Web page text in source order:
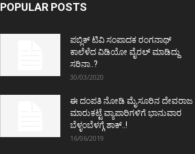
POPULAR POSTS
ಪಬ್ಲಿಕ್ ಟಿವಿ ಸಂಪಾದಕ ರಂಗನಾಥ್
ಕಾಲೆಳೆದ ವಿಡಿಯೋ ವೈರಲ್ ಮಾಡಿದ್ದು
ಸರಿನಾ..?
30/03/2020
ಈ ದಂಪತಿ ನೋಡಿ ಮೈಸೂರಿನ ದೇವರಾಜ
ಮಾರುಕಟ್ಟೆ ವ್ಯಾಪಾರಿಗಳಿಗೆ ಭಾನುವಾರ
ಬೆಳ್ಳಂಬೆಳಗ್ಗೆ ಶಾಕ್..!
16/06/2019